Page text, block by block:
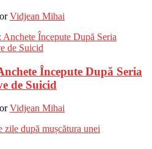
Vidjean Mihai
Începute După Seria
de Suicid
Vidjean Mihai